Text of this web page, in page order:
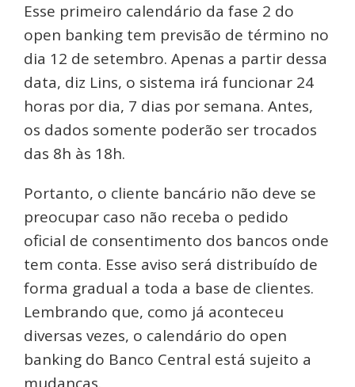
Esse primeiro calendário da fase 2 do
open banking tem previsão de término no
dia 12 de setembro. Apenas a partir dessa
data, diz Lins, o sistema irá funcionar 24
horas por dia, 7 dias por semana. Antes,
os dados somente poderão ser trocados
das 8h às 18h.
Portanto, o cliente bancário não deve se
preocupar caso não receba o pedido
oficial de consentimento dos bancos onde
tem conta. Esse aviso será distribuído de
forma gradual a toda a base de clientes.
Lembrando que, como já aconteceu
diversas vezes, o calendário do open
banking do Banco Central está sujeito a